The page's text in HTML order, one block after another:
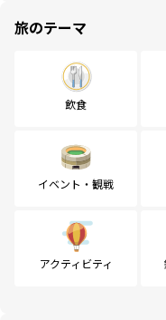
旅のテーマ
飲食
イベント・観戦
アクティビティ